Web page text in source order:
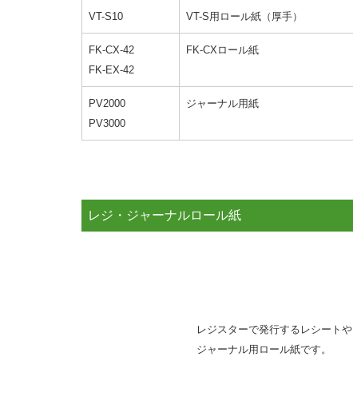
VT-S10 VT-S用ロール紙（厚手）
FK-CX-42
FK-EX-42
FK-CXロール紙
PV2000
PV3000
ジャーナル用紙
レジ・ジャーナルロール紙
レジスターで発行するレシートや
ジャーナル用ロール紙です。